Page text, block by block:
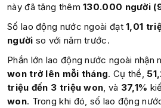
này đã tăng thêm130.000 người
Số lao động nước ngoài đạt1,01
người so với năm trước.
Phần lớn lao động nước ngoài nhận
won trở lên mỗi tháng. Cụ thể,
triệu đến 3 triệu won, và 37,1%
won. Trong khi đó, số lao động